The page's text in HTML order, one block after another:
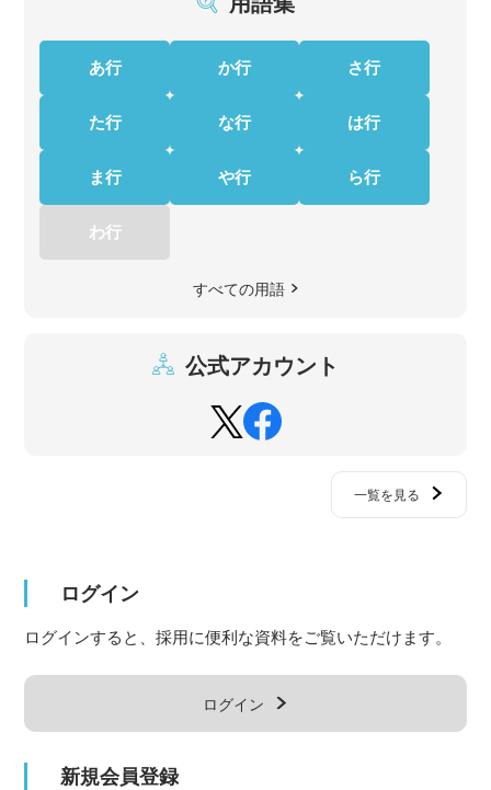
あ行 か行 さ行
た行 な行 は行
ま行 や行 ら行
わ行
すべての用語
公式アカウント
一覧を見る
ログイン
ログインすると、採用に便利な資料をご覧いただけます。
ログイン
新規会員登録